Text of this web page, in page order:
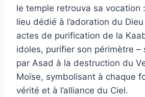
le temple retrouva sa vocation
lieu dédié à l’adoration du
actes de purification de la
idoles, purifier son périmètre –
par Asad à la destruction du
Moïse, symbolisant à chaque
vérité et à l’alliance du Ciel.